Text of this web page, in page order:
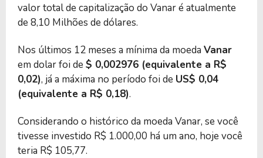
valor total de capitalização do Vanar é atualmente
de 8,10 Milhões de dólares.
Nos últimos 12 meses a mínima da moeda Vanar
em dolar foi de $ 0,002976 (equivalente a R$
0,02), já a máxima no período foi de US$ 0,04
(equivalente a R$ 0,18).
Considerando o histórico da moeda Vanar, se você
tivesse investido R$ 1.000,00 há um ano, hoje você
teria R$ 105,77.